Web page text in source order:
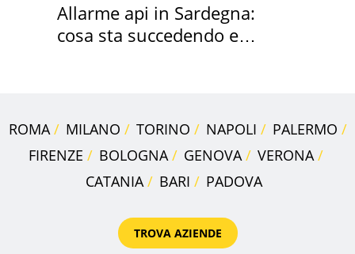
Allarme api in Sardegna:
cosa sta succedendo e
ROMA MILANO TORINO NAPOLI
PALERMO
FIRENZE
BOLOGNA GENOVA
VERONA
CATANIA
BARI PADOVA
TROVA AZIENDE